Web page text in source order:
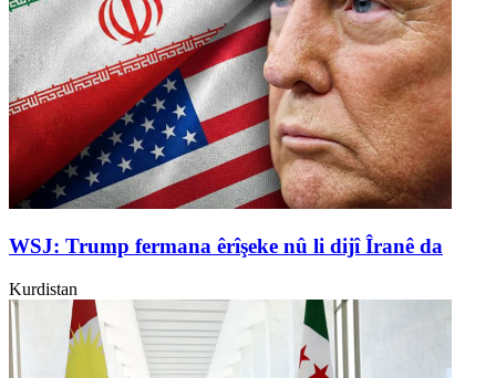
WSJ: Trump fermana êrîşeke nû li dijî Îranê da
Kurdistan